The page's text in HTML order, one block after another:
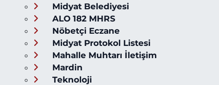
Midyat Belediyesi
ALO 182 MHRS
Nöbetçi Eczane
Midyat Protokol Listesi
Mahalle Muhtarı İletişim
Mardin
Teknoloji